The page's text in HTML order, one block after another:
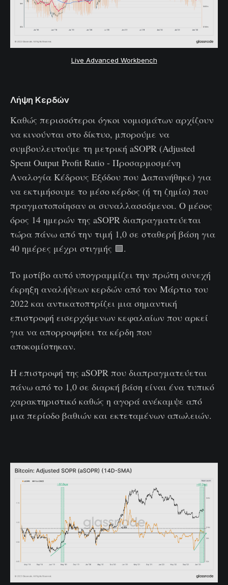
Live Advanced Workbench
Λήψη Κερδών
Καθώς περισσότεροι όγκοι νομισμάτων αρχίζουν
να κινούνται στο δίκτυο, μπορούμε να
συμβουλευτούμε τη μετρική aSOPR (Adjusted
Spent Output Profit Ratio - Προσαρμοσμένη
Αναλογία Κέδρους Εξόδου που Δαπανήθηκε) για
να εκτιμήσουμε το μέσο κέρδος (ή τη ζημία) που
πραγματοποίησαν οι συναλλασσόμενοι. Ο μέσος
όρος 14 ημερών της aSOPR διαπραγματεύεται
τώρα πάνω από την τιμή 1,0 σε σταθερή βάση για
40 ημέρες μέχρι στιγμής 🟩.
Το μοτίβο αυτό υπογραμμίζει την πρώτη συνεχή
έκρηξη αναλήψεων κερδών από τον Μάρτιο του
2022 και αντικατοπτρίζει μια σημαντική
επιστροφή εισερχόμενων κεφαλαίων που αρκεί
για να απορροφήσει τα κέρδη που
αποκομίστηκαν.
Η επιστροφή της aSOPR που διαπραγματεύεται
πάνω από το 1,0 σε διαρκή βάση είναι ένα τυπικό
χαρακτηριστικό καθώς η αγορά ανέκαμψε από
μια περίοδο βαθιών και εκτεταμένων απωλειών.